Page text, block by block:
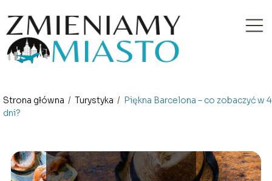
Strona główna / Turystyka / Piękna Barcelona – co zobaczyć w 4
dni?